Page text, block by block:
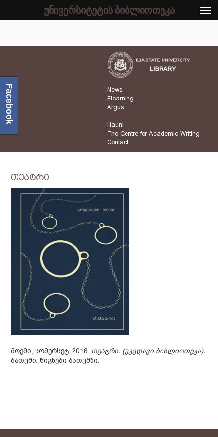
News
Elearning
Argus
Iliauni
The Centre for Academic Writing
Contact
თეატრი
მოემი, სომერსეტ. 2016. თეატრი. (უკვდავი ბიბლიოთეკა).
ბათუმი: წიგნები ბათუმში.
Facebook
უნივერსიტეტის ბიბლიოთეკა